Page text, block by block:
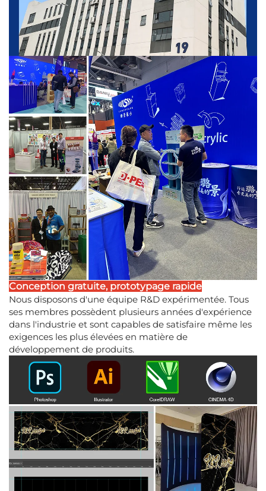
Conception gratuite, prototypage rapide
Nous disposons d'une équipe R&D expérimentée. Tous
ses membres possèdent plusieurs années d'expérience
dans l'industrie et sont capables de satisfaire même les
exigences les plus élevées en matière de
développement de produits.